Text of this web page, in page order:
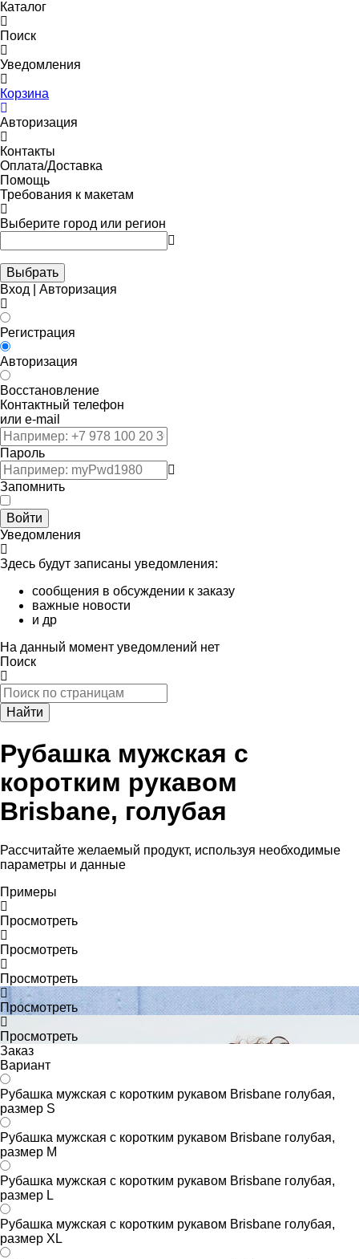
Каталог
Поиск
Уведомления
Корзина
Авторизация
Контакты
Оплата/Доставка
Помощь
Требования к макетам
Выберите город или регион
Выбрать
Вход | Авторизация
Регистрация
Авторизация
Восстановление
Контактный телефон
или e-mail
Пароль
Запомнить
Войти
Уведомления
Здесь будут записаны уведомления:
сообщения в обсуждении к заказу
важные новости
и др
На данный момент уведомлений нет
Поиск
Найти
Рубашка мужская с
коротким рукавом
Brisbane, голубая
Рассчитайте желаемый продукт, используя необходимые
параметры и данные
Примеры
Просмотреть
Просмотреть
Просмотреть
Просмотреть
Просмотреть
Заказ
Вариант
Рубашка мужская с коротким рукавом Brisbane голубая,
размер S
Рубашка мужская с коротким рукавом Brisbane голубая,
размер M
Рубашка мужская с коротким рукавом Brisbane голубая,
размер L
Рубашка мужская с коротким рукавом Brisbane голубая,
размер XL